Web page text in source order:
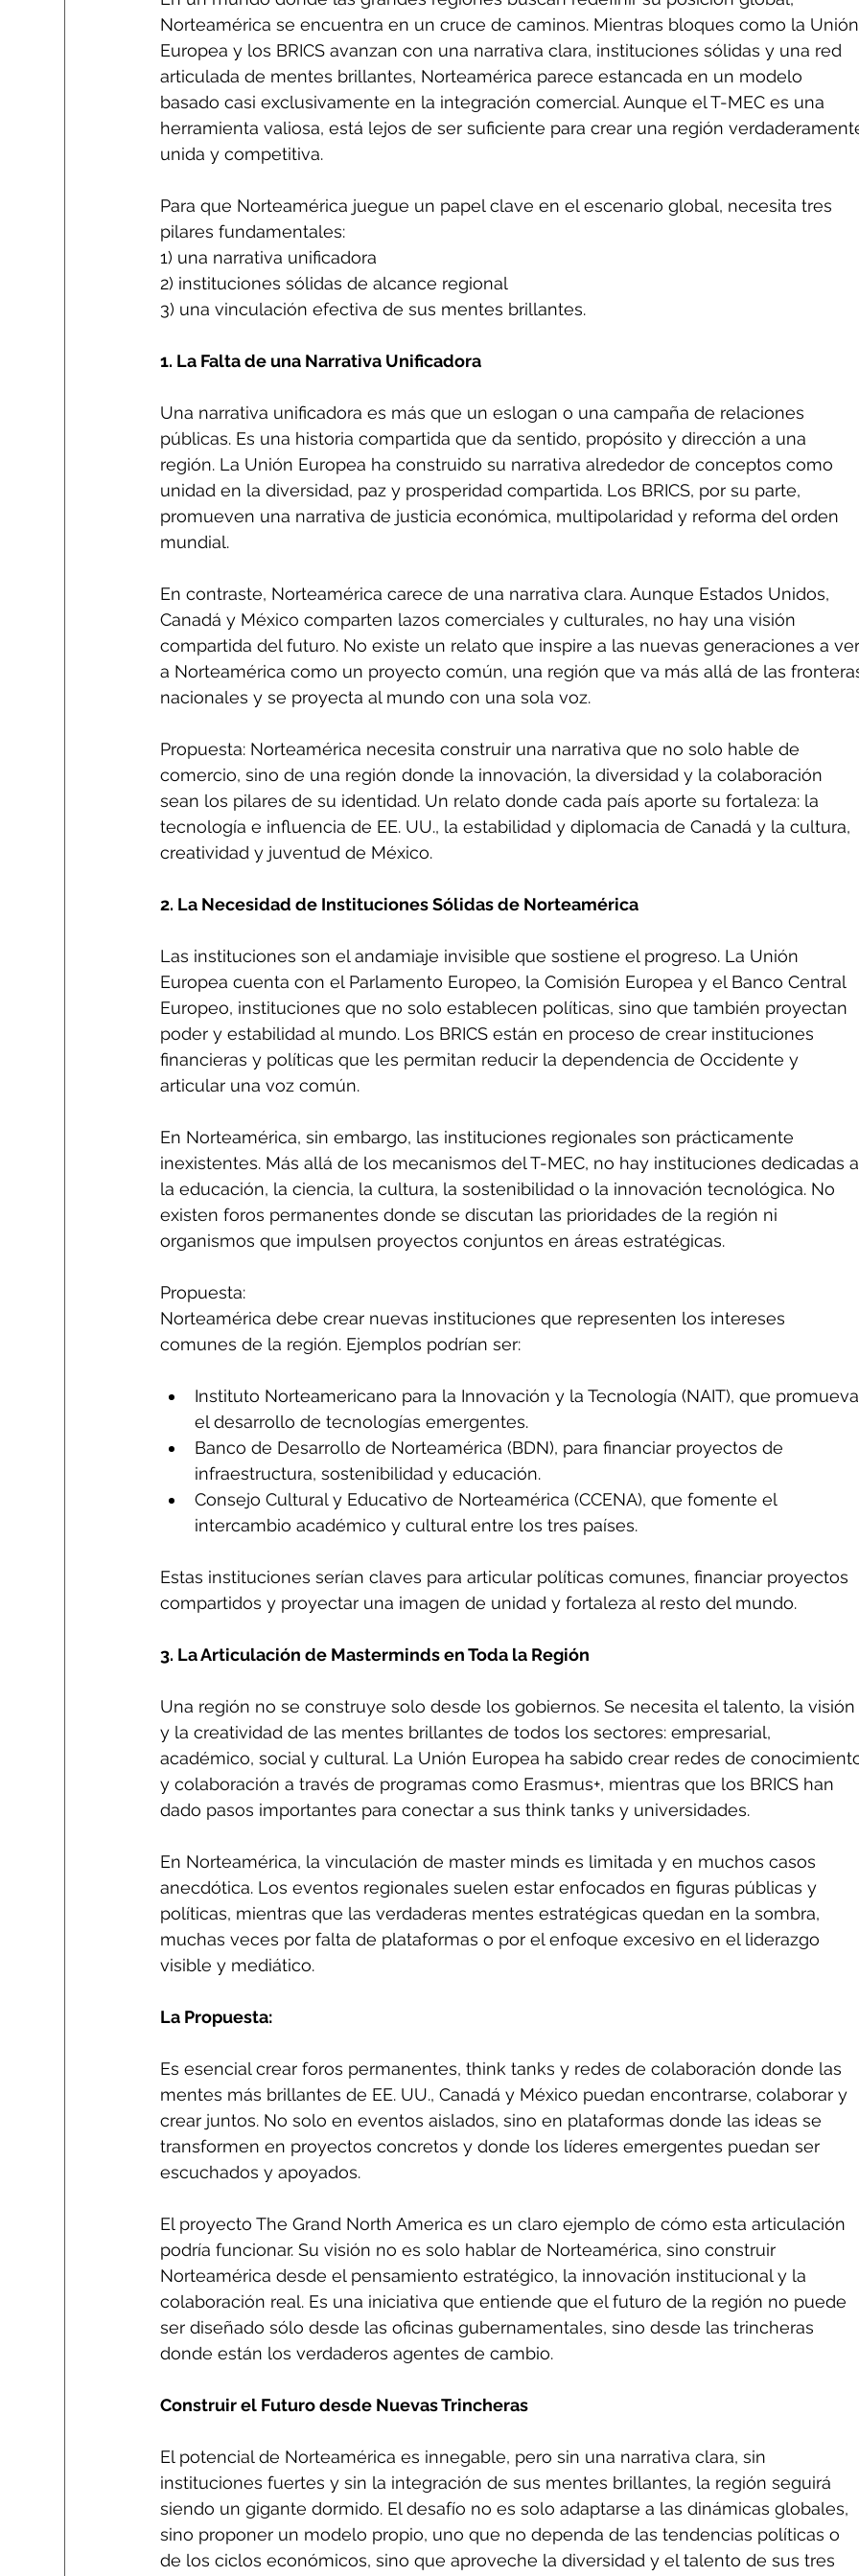
Norteamérica se encuentra en un cruce de caminos. Mientras bloques como la
Europea y los BRICS avanzan con una narrativa clara, instituciones sólidas y una red
articulada de mentes brillantes, Norteamérica parece estancada en un modelo
basado casi exclusivamente en la integración comercial. Aunque el T-MEC es una
herramienta valiosa, está lejos de ser suficiente para crear una región
unida y competitiva.
Para que Norteamérica juegue un papel clave en el escenario global, necesita tres
pilares fundamentales:
1) una narrativa unificadora
2) instituciones sólidas de alcance regional
3) una vinculación efectiva de sus mentes brillantes.
1. La Falta de una Narrativa Unificadora
Una narrativa unificadora es más que un eslogan o una campaña de relaciones
públicas. Es una historia compartida que da sentido, propósito y dirección a una
región. La Unión Europea ha construido su narrativa alrededor de conceptos como
unidad en la diversidad, paz y prosperidad compartida. Los BRICS, por su parte,
promueven una narrativa de justicia económica, multipolaridad y reforma del orden
mundial.
En contraste, Norteamérica carece de una narrativa clara. Aunque Estados Unidos,
Canadá y México comparten lazos comerciales y culturales, no hay una visión
compartida del futuro. No existe un relato que inspire a las nuevas generaciones a
a Norteamérica como un proyecto común, una región que va más allá de las
nacionales y se proyecta al mundo con una sola voz.
Propuesta: Norteamérica necesita construir una narrativa que no solo hable de
comercio, sino de una región donde la innovación, la diversidad y la colaboración
sean los pilares de su identidad. Un relato donde cada país aporte su fortaleza: la
tecnología e influencia de EE. UU., la estabilidad y diplomacia de Canadá y la cultura,
creatividad y juventud de México.
2. La Necesidad de Instituciones Sólidas de Norteamérica
Las instituciones son el andamiaje invisible que sostiene el progreso. La Unión
Europea cuenta con el Parlamento Europeo, la Comisión Europea y el Banco Central
Europeo, instituciones que no solo establecen políticas, sino que también proyectan
poder y estabilidad al mundo. Los BRICS están en proceso de crear instituciones
financieras y políticas que les permitan reducir la dependencia de Occidente y
articular una voz común.
En Norteamérica, sin embargo, las instituciones regionales son prácticamente
inexistentes. Más allá de los mecanismos del T-MEC, no hay instituciones dedicadas
la educación, la ciencia, la cultura, la sostenibilidad o la innovación tecnológica. No
existen foros permanentes donde se discutan las prioridades de la región ni
organismos que impulsen proyectos conjuntos en áreas estratégicas.
Propuesta:
Norteamérica debe crear nuevas instituciones que representen los intereses
comunes de la región. Ejemplos podrían ser:
Instituto Norteamericano para la Innovación y la Tecnología (NAIT), que
el desarrollo de tecnologías emergentes.
Banco de Desarrollo de Norteamérica (BDN), para financiar proyectos de
infraestructura, sostenibilidad y educación.
Consejo Cultural y Educativo de Norteamérica (CCENA), que fomente el
intercambio académico y cultural entre los tres países.
Estas instituciones serían claves para articular políticas comunes, financiar proyectos
compartidos y proyectar una imagen de unidad y fortaleza al resto del mundo.
3. La Articulación de Masterminds en Toda la Región
Una región no se construye solo desde los gobiernos. Se necesita el talento, la
y la creatividad de las mentes brillantes de todos los sectores: empresarial,
académico, social y cultural. La Unión Europea ha sabido crear redes de
y colaboración a través de programas como Erasmus+, mientras que los BRICS han
dado pasos importantes para conectar a sus think tanks y universidades.
En Norteamérica, la vinculación de master minds es limitada y en muchos casos
anecdótica. Los eventos regionales suelen estar enfocados en figuras públicas y
políticas, mientras que las verdaderas mentes estratégicas quedan en la sombra,
muchas veces por falta de plataformas o por el enfoque excesivo en el liderazgo
visible y mediático.
La Propuesta:
Es esencial crear foros permanentes, think tanks y redes de colaboración donde las
mentes más brillantes de EE. UU., Canadá y México puedan encontrarse, colaborar y
crear juntos. No solo en eventos aislados, sino en plataformas donde las ideas se
transformen en proyectos concretos y donde los líderes emergentes puedan ser
escuchados y apoyados.
El proyecto The Grand North America es un claro ejemplo de cómo esta articulación
podría funcionar. Su visión no es solo hablar de Norteamérica, sino construir
Norteamérica desde el pensamiento estratégico, la innovación institucional y la
colaboración real. Es una iniciativa que entiende que el futuro de la región no puede
ser diseñado sólo desde las oficinas gubernamentales, sino desde las trincheras
donde están los verdaderos agentes de cambio.
Construir el Futuro desde Nuevas Trincheras
El potencial de Norteamérica es innegable, pero sin una narrativa clara, sin
instituciones fuertes y sin la integración de sus mentes brillantes, la región seguirá
siendo un gigante dormido. El desafío no es solo adaptarse a las dinámicas globales,
sino proponer un modelo propio, uno que no dependa de las tendencias políticas o
de los ciclos económicos, sino que aproveche la diversidad y el talento de sus tres